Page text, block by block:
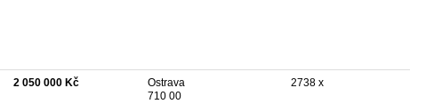
2 050 000 Kč
Ostrava
710 00
2738 x